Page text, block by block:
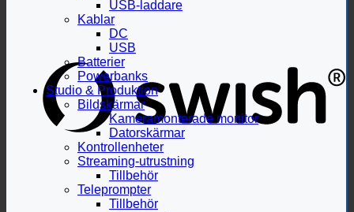
USB-laddare
Kablar
DC
USB
Batterier
Powerbanks
Studio & Produktion
Bildskärmar
Kameramonterade monitor
Datorskärmar
Kontrollenheter
Streaming-utrustning
Tillbehör
Teleprompter
Tillbehör